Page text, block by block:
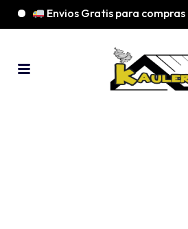
Envios Gratis para compras